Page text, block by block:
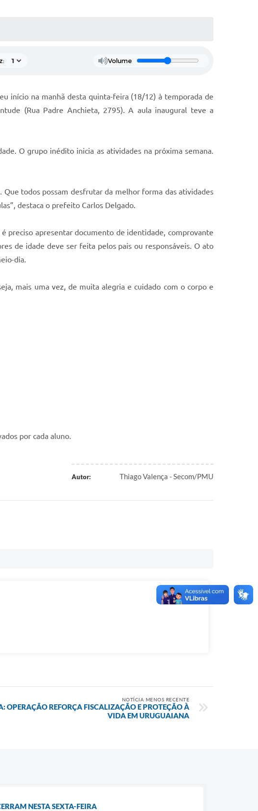
Volume
início na manhã desta quinta-feira (18/12) à temporada de
(Rua Padre Anchieta, 2795). A aula inaugural teve a
O grupo inédito inicia as atividades na próxima semana.
Que todos possam desfrutar da melhor forma das atividades
destaca o prefeito Carlos Delgado.
preciso apresentar documento de identidade, comprovante
de idade deve ser feita pelos pais ou responsáveis. O ato
dia.
mais uma vez, de muita alegria e cuidado com o corpo e
por cada aluno.
Autor: Thiago Valença - Secom/PMU
NOTÍCIA MENOS RECENTE
OPERAÇÃO REFORÇA FISCALIZAÇÃO E PROTEÇÃO À
VIDA EM URUGUAIANA
NESTA SEXTA-FEIRA